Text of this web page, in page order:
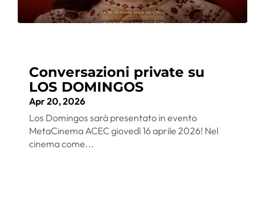
Conversazioni private su
LOS DOMINGOS
Apr 20, 2026
Los Domingos sarà presentato in evento
MetaCinema ACEC giovedì 16 aprile 2026! Nel
cinema come...